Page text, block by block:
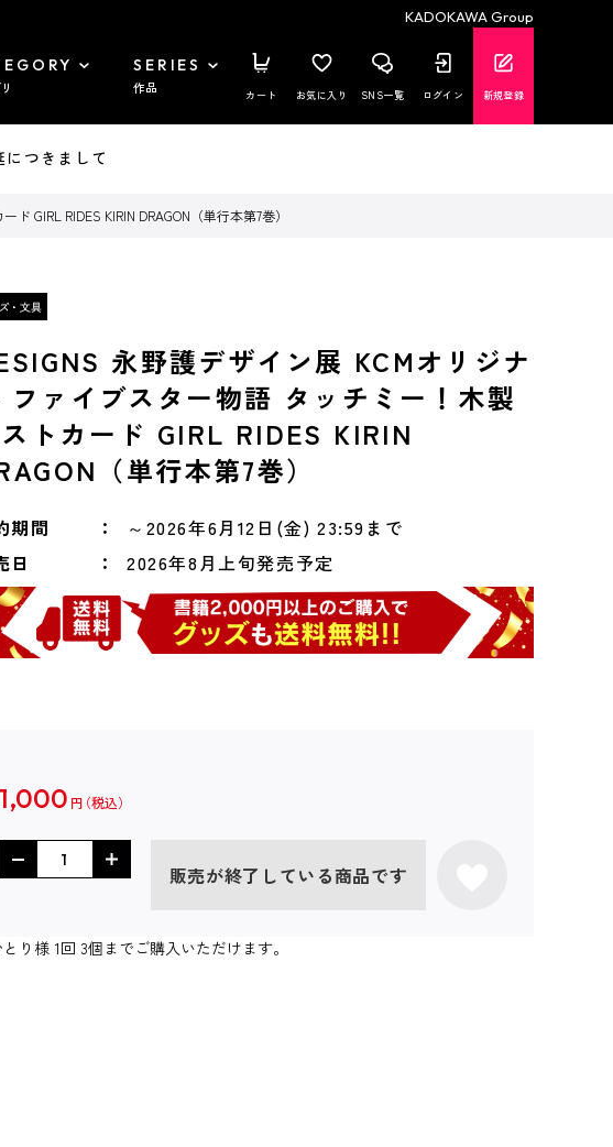
KADOKAWA Group
SERIES
作品 カート お気に入り SNS一覧 ログイン 新規登録
つきまして
GIRL RIDES KIRIN DRAGON（単行本第7巻）
永野護デザイン展 KCMオリジナ
ファイブスター物語 タッチミー！木製
トカード GIRL RIDES KIRIN
（単行本第7巻）
期間
～2026年6月12日(金) 23:59まで
日
2026年8月上旬発売予定
1,000 円
販売が終了している商品です
とり様 1回 3個までご購入いただけます。